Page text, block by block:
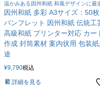
温かみある因州和紙 和風デザインに最
因州和紙 多彩 A3サイズ：50枚
パンフレット 因州和紙 伝統工
高級和紙 プリンター対応 カー
作成 封筒素材 案内状用 包装紙
途
¥9,790税込
詳細を見る